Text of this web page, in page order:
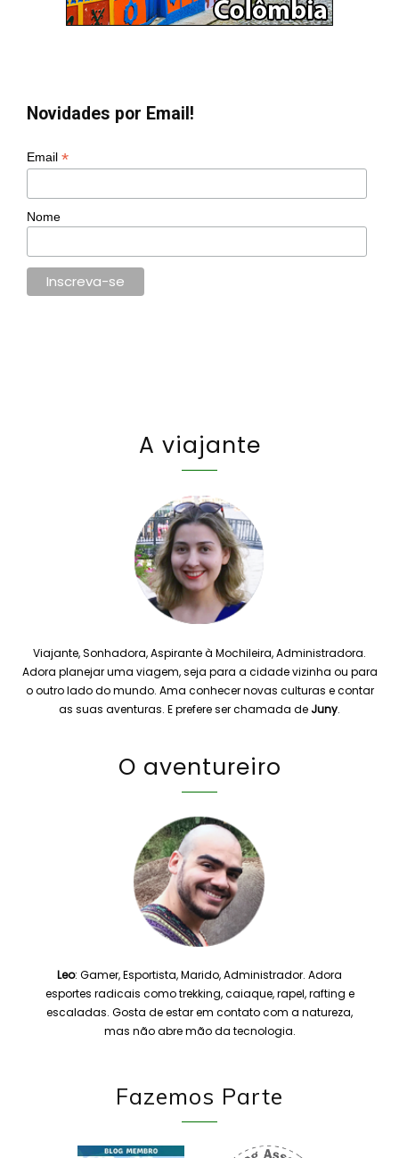
Novidades por Email!
Email *
Nome
A viajante
Viajante, Sonhadora, Aspirante à Mochileira, Administradora.
Adora planejar uma viagem, seja para a cidade vizinha ou para
o outro lado do mundo. Ama conhecer novas culturas e contar
as suas aventuras. E prefere ser chamada de Juny.
O aventureiro
Leo: Gamer, Esportista, Marido, Administrador. Adora
esportes radicais como trekking, caiaque, rapel, rafting e
escaladas. Gosta de estar em contato com a natureza,
mas não abre mão da tecnologia.
Fazemos Parte